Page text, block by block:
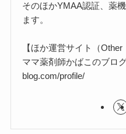
そのほかYMAA認証、薬
ます。
【ほか運営サイト（
ママ薬剤師かばこのブロ
blog.com/profile/